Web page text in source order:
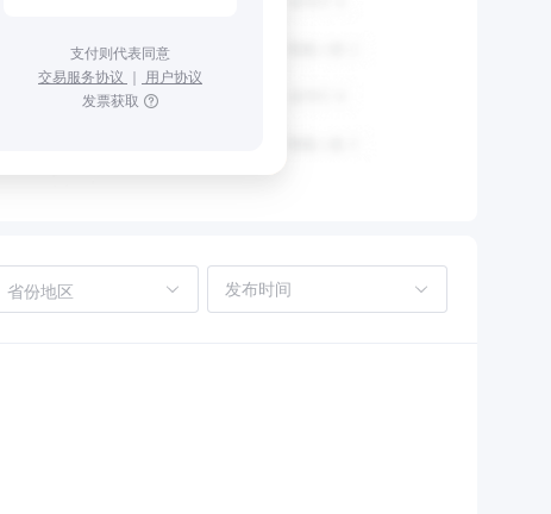
支付则代表同意
交易服务协议 ｜ 用户协议
发票获取
省份地区